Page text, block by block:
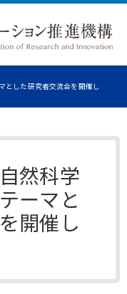
とした研究者交流会を開催し
然科学
ーマと
開催し